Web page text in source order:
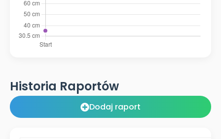
Historia Raportów
Dodaj raport